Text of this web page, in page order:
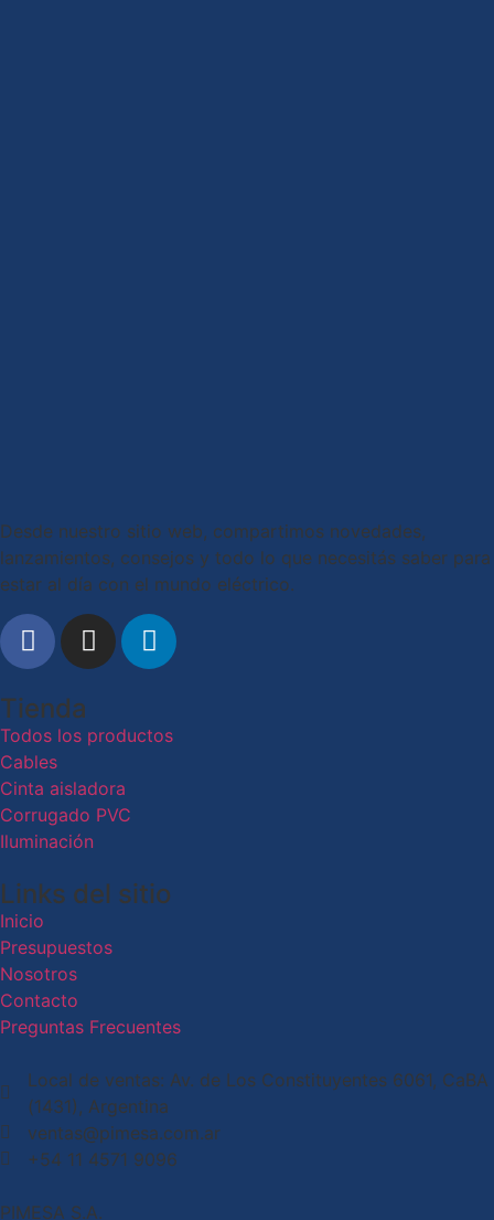
Desde nuestro sitio web, compartimos novedades,
lanzamientos, consejos y todo lo que necesitás saber para
estar al día con el mundo eléctrico.
Tienda
Todos los productos
Cables
Cinta aisladora
Corrugado PVC
Iluminación
Links del sitio
Inicio
Presupuestos
Nosotros
Contacto
Preguntas Frecuentes
Local de ventas: Av. de Los Constituyentes 6061, CaBA
(1431), Argentina
ventas@pimesa.com.ar
+54 11 4571 9096
PIMESA S.A.